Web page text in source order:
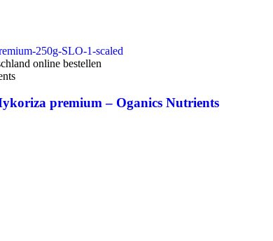
premium – Oganics Nutrients